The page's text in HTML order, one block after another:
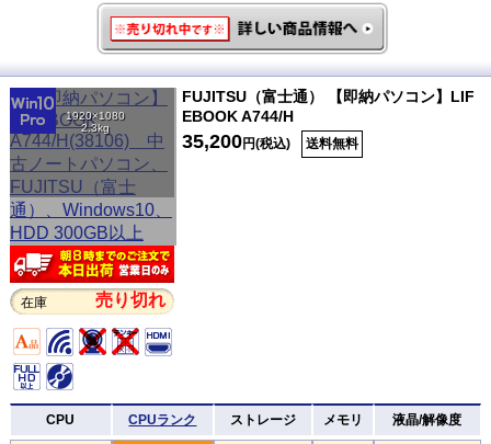
1920×1080
2.3kg
在庫 売り切れ
FUJITSU（富士通） 【即納パソコン】LIF
EBOOK A744/H
35,200円(税込) 送料無料
CPU CPUランク ストレージ メモリ 液晶/解像度